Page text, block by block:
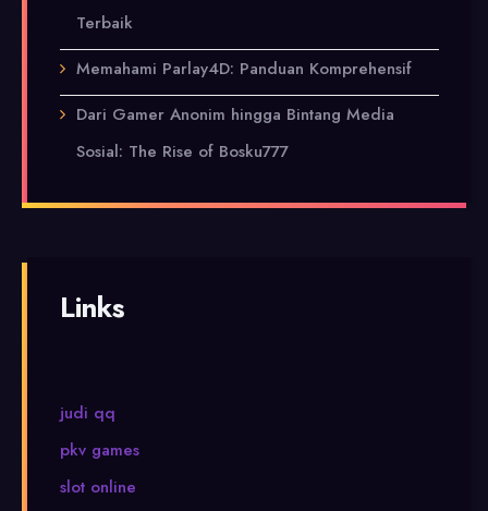
Terbaik
Memahami Parlay4D: Panduan Komprehensif
Dari Gamer Anonim hingga Bintang Media
Sosial: The Rise of Bosku777
Links
judi qq
pkv games
slot online